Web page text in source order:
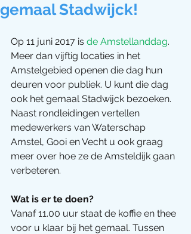
gemaal Stadwijck!
Op 11 juni 2017 is de Amstellanddag.
Meer dan vijftig locaties in het
Amstelgebied openen die dag hun
deuren voor publiek. U kunt die dag
ook het gemaal Stadwijck bezoeken.
Naast rondleidingen vertellen
medewerkers van Waterschap
Amstel, Gooi en Vecht u ook graag
meer over hoe ze de Amsteldijk gaan
verbeteren.
Wat is er te doen?
Vanaf 11.00 uur staat de koffie en thee
voor u klaar bij het gemaal. Tussen